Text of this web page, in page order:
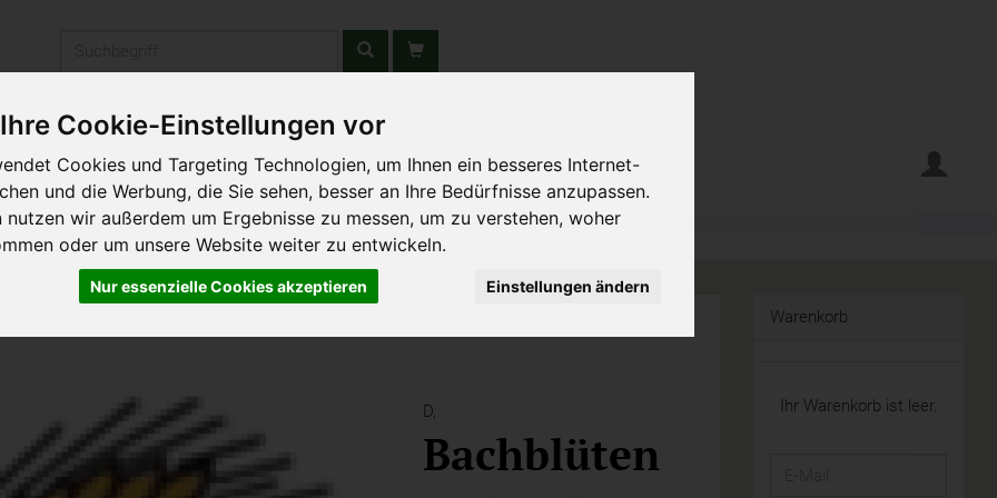
Cookie-Einstellungen vor
Cookies und Targeting Technologien, um Ihnen ein besseres Internet-
und die Werbung, die Sie sehen, besser an Ihre Bedürfnisse anzupassen.
nutzen wir außerdem um Ergebnisse zu messen, um zu verstehen, woher
oder um unsere Website weiter zu entwickeln.
Nur essenzielle Cookies akzeptieren Einstellungen ändern
& Schulen Liefergebiet Wochenmarkt
D,
Bachblüten
Warenkorb
Ihr Warenkorb ist leer.